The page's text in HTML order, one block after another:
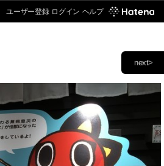
ユーザー登録 ログイン ヘルプ
next>